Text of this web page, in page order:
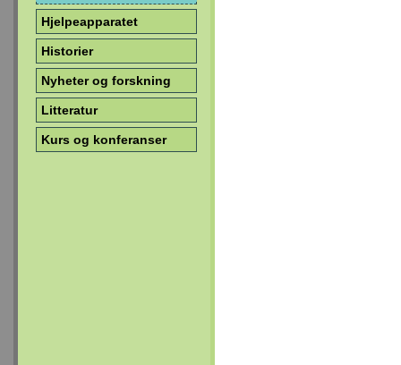
Hjelpeapparatet
Historier
Nyheter og forskning
Litteratur
Kurs og konferanser